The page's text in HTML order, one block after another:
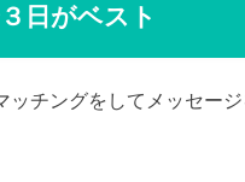
日がベスト
チングをしてメッセー